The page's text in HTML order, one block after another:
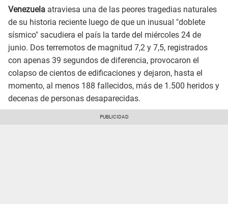
Venezuela atraviesa una de las peores tragedias naturales
de su historia reciente luego de que un inusual "doblete
sísmico" sacudiera el país la tarde del miércoles 24 de
junio. Dos terremotos de magnitud 7,2 y 7,5, registrados
con apenas 39 segundos de diferencia, provocaron el
colapso de cientos de edificaciones y dejaron, hasta el
momento, al menos 188 fallecidos, más de 1.500 heridos y
decenas de personas desaparecidas.